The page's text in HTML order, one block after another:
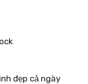
đẹp cả ngày